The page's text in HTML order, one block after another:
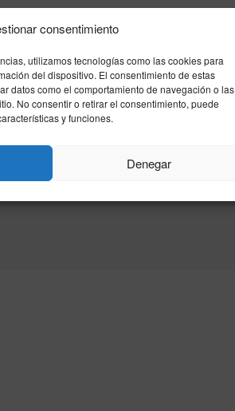
consentimiento
utilizamos tecnologías como las cookies para
del dispositivo. El consentimiento de estas
datos como el comportamiento de navegación o las
No consentir o retirar el consentimiento, puede
y funciones.
Denegar
la cadena de Fuencarral intentó
en 'Aquí ...